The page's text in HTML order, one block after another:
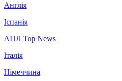
Англія
Іспанія
АПЛ Top News
Італія
Німеччина